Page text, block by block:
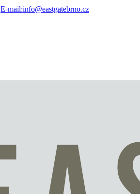
E-mail:info@eastgatebrno.cz